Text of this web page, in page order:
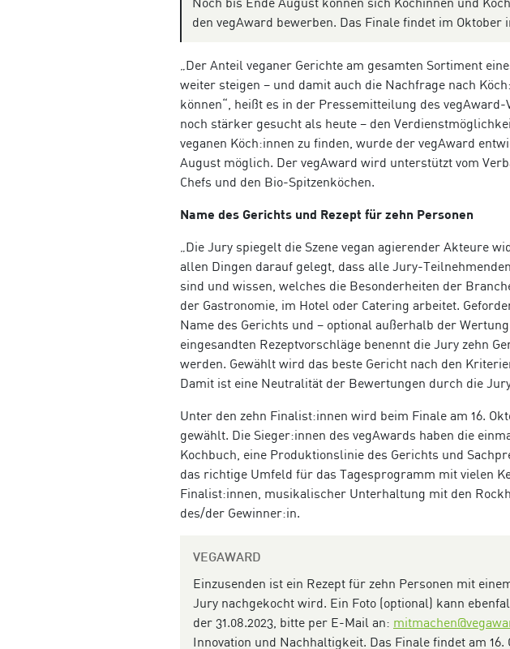
den vegAward bewerben. Das Finale findet im Oktober
„Der Anteil veganer Gerichte am gesamten Sortiment
weiter steigen – und damit auch die Nachfrage nach
können“, heißt es in der Pressemitteilung des
noch stärker gesucht als heute – den
veganen Köch:innen zu finden, wurde der vegAward
August möglich. Der vegAward wird unterstützt vom
Chefs und den Bio-Spitzenköchen.
Name des Gerichts und Rezept für zehn Personen
„Die Jury spiegelt die Szene vegan agierender Akteure
allen Dingen darauf gelegt, dass alle Jury-
sind und wissen, welches die Besonderheiten der
der Gastronomie, im Hotel oder Catering arbeitet.
Name des Gerichts und – optional außerhalb der
eingesandten Rezeptvorschläge benennt die Jury zehn
werden. Gewählt wird das beste Gericht nach den
Damit ist eine Neutralität der Bewertungen durch die
Unter den zehn Finalist:innen wird beim Finale am 16.
gewählt. Die Sieger:innen des vegAwards haben die
Kochbuch, eine Produktionslinie des Gerichts und
das richtige Umfeld für das Tagesprogramm mit vielen
Finalist:innen, musikalischer Unterhaltung mit den
des/der Gewinner:in.
VEGAWARD
Einzusenden ist ein Rezept für zehn Personen mit
Jury nachgekocht wird. Ein Foto (optional) kann
der 31.08.2023, bitte per E-Mail an:
Innovation und Nachhaltigkeit. Das Finale findet am